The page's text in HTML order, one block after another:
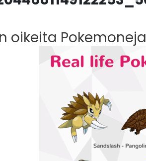
oikeita Pokemoneja